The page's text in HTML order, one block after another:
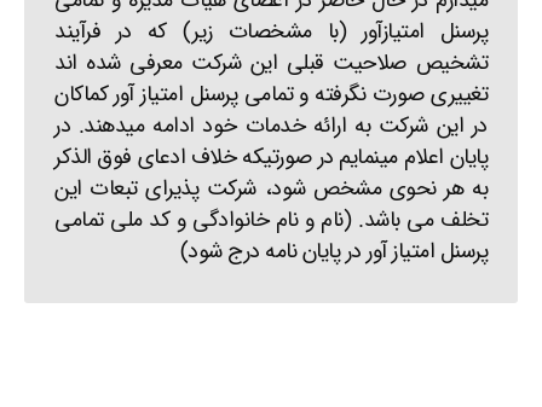
پرسنل امتیازآور (با مشخصات زیر) که در فرآیند
تشخیص صلاحیت قبلی این شرکت معرفی شده اند
تغییری صورت نگرفته و تمامی پرسنل امتیاز آور کماکان
در این شرکت به ارائه خدمات خود ادامه میدهند. در
پایان اعلام مینمایم در صورتیکه خلاف ادعای فوق الذکر
به هر نحوی مشخص شود، شرکت پذیرای تبعات این
تخلف می باشد. (نام و نام خانوادگی و کد ملی تمامی
پرسنل امتیاز آور در پایان نامه درج شود)